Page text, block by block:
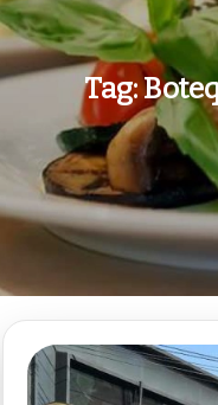
Tag: